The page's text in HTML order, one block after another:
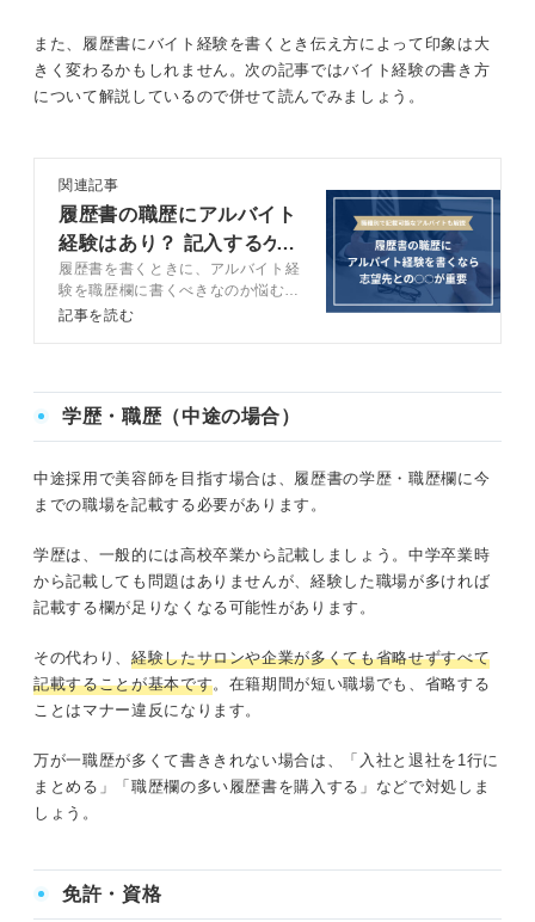
の書き方についてキャリアコンサル
タントが現場目線で解説します。
また、履歴書にバイト経験を書くとき伝え方によって印象は大
きく変わるかもしれません。次の記事ではバイト経験の書き方
について解説しているので併せて読んでみましょう。
関連記事
履歴書の職歴にアルバイト
経験はあり？ 記入するケ
ースと例も紹介
履歴書を書くときに、アルバイト経
験を職歴欄に書くべきなのか悩む人
もいるのではないでしょうか。この
に解説します。自信を持って提出で
きる履歴書を作成して、就職活動を
有利に進めましょう。
記事を読む
学歴・職歴（中途の場合）
中途採用で美容師を目指す場合は、履歴書の学歴・職歴欄に今
までの職場を記載する必要があります。
学歴は、一般的には高校卒業から記載しましょう。中学卒業時
から記載しても問題はありませんが、経験した職場が多ければ
記載する欄が足りなくなる可能性があります。
その代わり、 経験したサロンや企業が多くても省略せずすべて
記載することが基本です。在籍期間が短い職場でも、省略する
ことはマナー違反になります。
万が一職歴が多くて書ききれない場合は、「入社と退社を1行に
まとめる」「職歴欄の多い履歴書を購入する」などで対処しま
しょう。
免許・資格